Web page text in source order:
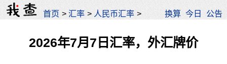
首页 >汇率 > 人民币汇率 > 换算 今日 公告
2026年7月7日汇率，外汇牌价